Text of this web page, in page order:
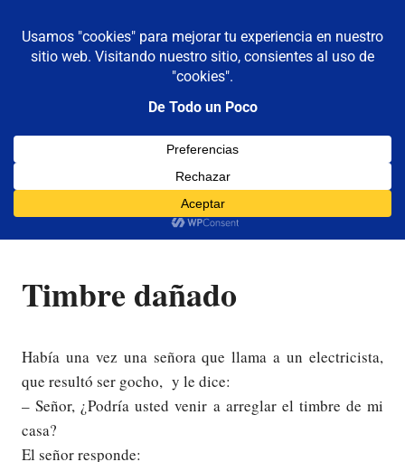
contenido
De todo un poco
Reflexiones,
Viajes
MENÚ
Timbre dañado
Luis Castellanos
Humor
Timbre dañado
Había una vez una señora que llama a un electricista,
que resultó ser gocho, y le dice:
– Señor, ¿Podría usted venir a arreglar el timbre de mi
casa?
El señor responde: